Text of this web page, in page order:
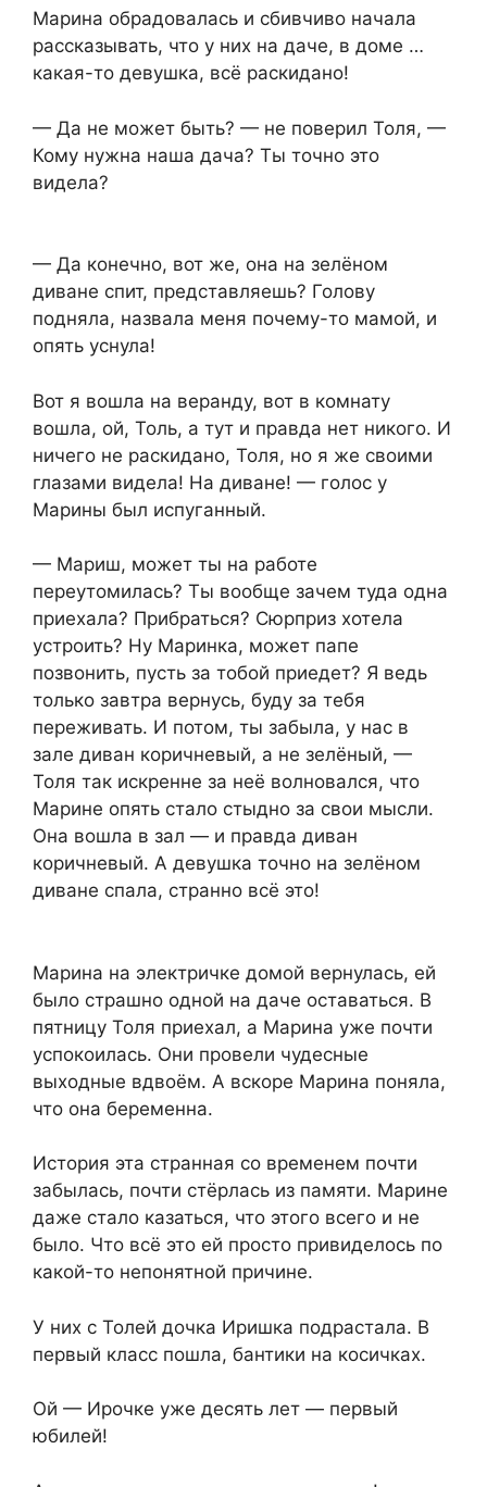
Марина обрадовалась и сбивчиво начала
рассказывать, что у них на даче, в доме …
какая-то девушка, всё раскидано!
— Да не может быть? — не поверил Толя, —
Кому нужна наша дача? Ты точно это
видела?
— Да конечно, вот же, она на зелёном
диване спит, представляешь? Голову
подняла, назвала меня почему-то мамой, и
опять уснула!
Вот я вошла на веранду, вот в комнату
вошла, ой, Толь, а тут и правда нет никого. И
ничего не раскидано, Толя, но я же своими
глазами видела! На диване! — голос у
Марины был испуганный.
— Мариш, может ты на работе
переутомилась? Ты вообще зачем туда одна
приехала? Прибраться? Сюрприз хотела
устроить? Ну Маринка, может папе
позвонить, пусть за тобой приедет? Я ведь
только завтра вернусь, буду за тебя
переживать. И потом, ты забыла, у нас в
зале диван коричневый, а не зелёный, —
Толя так искренне за неё волновался, что
Марине опять стало стыдно за свои мысли.
Она вошла в зал — и правда диван
коричневый. А девушка точно на зелёном
диване спала, странно всё это!
Марина на электричке домой вернулась, ей
было страшно одной на даче оставаться. В
пятницу Толя приехал, а Марина уже почти
успокоилась. Они провели чудесные
выходные вдвоём. А вскоре Марина поняла,
что она беременна.
История эта странная со временем почти
забылась, почти стёрлась из памяти. Марине
даже стало казаться, что этого всего и не
было. Что всё это ей просто привиделось по
какой-то непонятной причине.
У них с Толей дочка Иришка подрастала. В
первый класс пошла, бантики на косичках.
Ой — Ирочке уже десять лет — первый
юбилей!